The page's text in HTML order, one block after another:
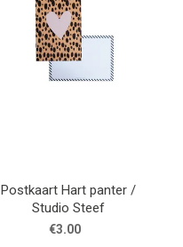
Postkaart Hart panter /
Studio Steef
€3.00